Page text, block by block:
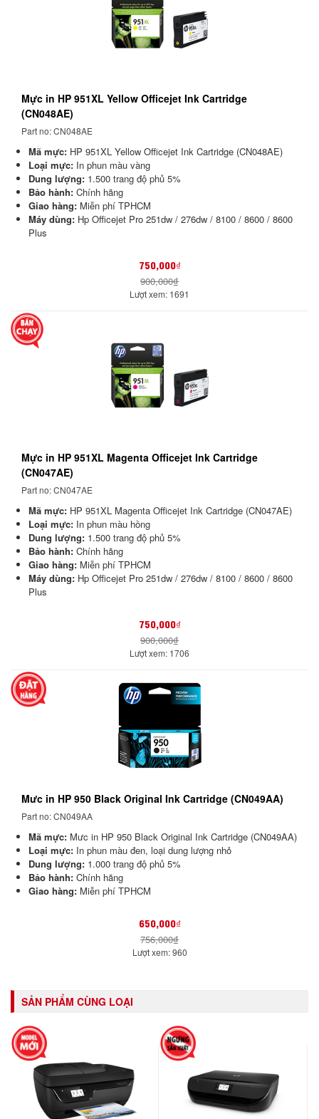
Mực in HP 951XL Yellow Officejet Ink Cartridge
(CN048AE)
Part no: CN048AE
Mã mực: HP 951XL Yellow Officejet Ink Cartridge (CN048AE)
Loại mực: In phun màu vàng
Dung lượng: 1.500 trang độ phủ 5%
Bảo hành: Chính hãng
Giao hàng: Miễn phí TPHCM
Máy dùng: Hp Officejet Pro 251dw / 276dw / 8100 / 8600 / 8600
Plus
750,000₫
900,000₫
Lượt xem: 1691
Mực in HP 951XL Magenta Officejet Ink Cartridge
(CN047AE)
Part no: CN047AE
Mã mực: HP 951XL Magenta Officejet Ink Cartridge (CN047AE)
Loại mực: In phun màu hồng
Dung lượng: 1.500 trang độ phủ 5%
Bảo hành: Chính hãng
Giao hàng: Miễn phí TPHCM
Máy dùng: Hp Officejet Pro 251dw / 276dw / 8100 / 8600 / 8600
Plus
750,000₫
900,000₫
Lượt xem: 1706
Mưc in HP 950 Black Original Ink Cartridge (CN049AA)
Part no: CN049AA
Mã mực: Mưc in HP 950 Black Original Ink Cartridge (CN049AA)
Loại mực: In phun màu đen, loại dung lượng nhỏ
Dung lượng: 1.000 trang độ phủ 5%
Bảo hành: Chính hãng
Giao hàng: Miễn phí TPHCM
650,000₫
756,000₫
Lượt xem: 960
SẢN PHẨM CÙNG LOẠI